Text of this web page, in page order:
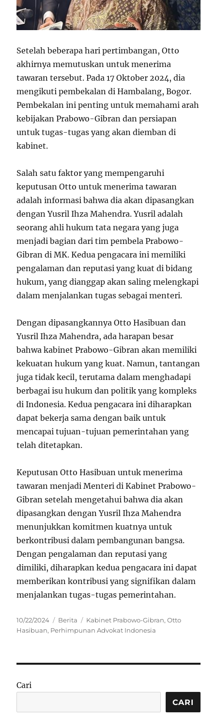
Setelah beberapa hari pertimbangan, Otto
akhirnya memutuskan untuk menerima
tawaran tersebut. Pada 17 Oktober 2024, dia
mengikuti pembekalan di Hambalang, Bogor.
Pembekalan ini penting untuk memahami arah
kebijakan Prabowo-Gibran dan persiapan
untuk tugas-tugas yang akan diemban di
kabinet.
Salah satu faktor yang mempengaruhi
keputusan Otto untuk menerima tawaran
adalah informasi bahwa dia akan dipasangkan
dengan Yusril Ihza Mahendra. Yusril adalah
seorang ahli hukum tata negara yang juga
menjadi bagian dari tim pembela Prabowo-
Gibran di MK. Kedua pengacara ini memiliki
pengalaman dan reputasi yang kuat di bidang
hukum, yang dianggap akan saling melengkapi
dalam menjalankan tugas sebagai menteri.
Dengan dipasangkannya Otto Hasibuan dan
Yusril Ihza Mahendra, ada harapan besar
bahwa kabinet Prabowo-Gibran akan memiliki
kekuatan hukum yang kuat. Namun, tantangan
juga tidak kecil, terutama dalam menghadapi
berbagai isu hukum dan politik yang kompleks
di Indonesia. Kedua pengacara ini diharapkan
dapat bekerja sama dengan baik untuk
mencapai tujuan-tujuan pemerintahan yang
telah ditetapkan.
Keputusan Otto Hasibuan untuk menerima
tawaran menjadi Menteri di Kabinet Prabowo-
Gibran setelah mengetahui bahwa dia akan
dipasangkan dengan Yusril Ihza Mahendra
menunjukkan komitmen kuatnya untuk
berkontribusi dalam pembangunan bangsa.
Dengan pengalaman dan reputasi yang
dimiliki, diharapkan kedua pengacara ini dapat
memberikan kontribusi yang signifikan dalam
menjalankan tugas-tugas pemerintahan.
Posted
on
10/22/2024 Categories
Berita Tags
Kabinet Prabowo-Gibran,Otto
Hasibuan, Perhimpunan Advokat Indonesia
Cari
CARI